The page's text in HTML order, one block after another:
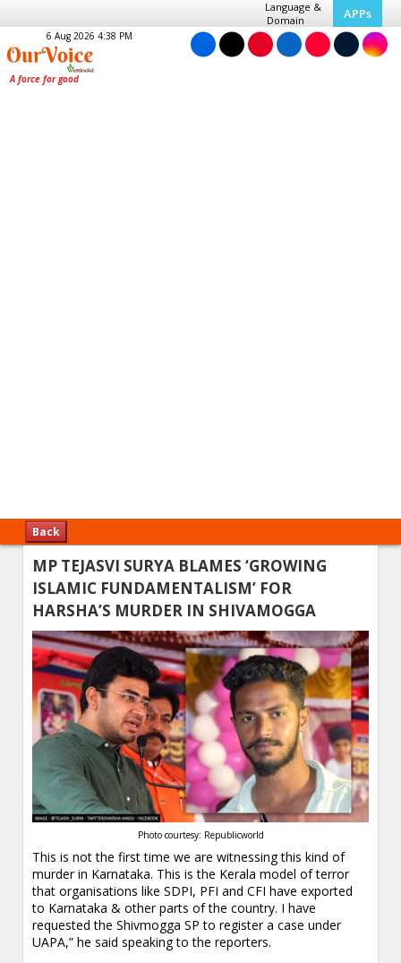
Language &
Domain
APPs
6 Aug 2026 4:38 PM
Back
MP TEJASVI SURYA BLAMES ‘GROWING
ISLAMIC FUNDAMENTALISM’ FOR
HARSHA’S MURDER IN SHIVAMOGGA
Photo courtesy: Republicworld
This is not the first time we are witnessing this kind of
murder in Karnataka. This is the Kerala model of terror
that organisations like SDPI, PFI and CFI have exported
to Karnataka & other parts of the country. I have
requested the Shivmogga SP to register a case under
UAPA,” he said speaking to the reporters.